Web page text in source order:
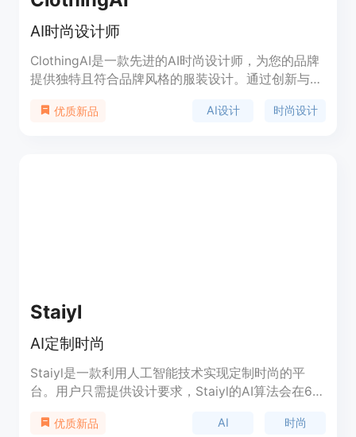
AI时尚设计师
ClothingAI是一款先进的AI时尚设计师，为您的品牌
提供独特且符合品牌风格的服装设计。通过创新与时
立即体验ClothingAI，感受时尚设计的未来。
优质新品 AI设计 时尚设计
Staiyl
AI定制时尚
Staiyl是一款利用人工智能技术实现定制时尚的平
台。用户只需提供设计要求，Staiyl的AI算法会在60
节，定制的时尚服装将快速送到用户手中。用户可以
优质新品 AI 时尚